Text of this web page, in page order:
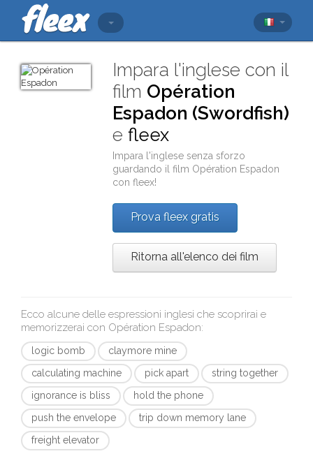
Impara l'inglese con il
film Opération
Espadon (Swordfish)
efleex
Impara l'inglese senza sforzo
guardando il film Opération Espadon
confleex!
Prova fleex gratis
Ritorna all'elenco dei film
Ecco alcune delle espressioni inglesi che scoprirai e
memorizzerai con Opération Espadon:
logic bomb
claymore mine
calculating machine
pick apart
string together
ignorance is bliss
hold the phone
push the envelope
trip down memory lane
freight elevator